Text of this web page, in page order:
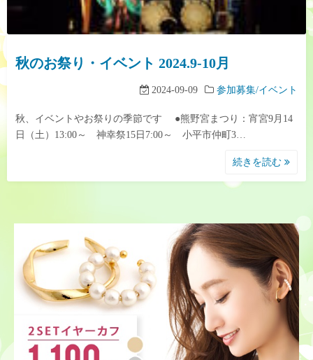
秋のお祭り・イベント 2024.9-10月
2024-09-09 参加募集/イベント
秋、イベントやお祭りの季節です ●熊野宮まつり：宵宮9月14
日（土）13:00～ 神幸祭15日7:00～ 小平市仲町3…
続きを読む